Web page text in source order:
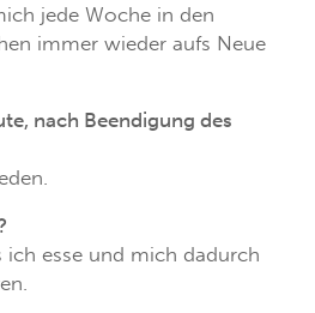
jede Woche in den
­immer wieder aufs Neue
nach Beendigung des
ich esse und mich dadurch